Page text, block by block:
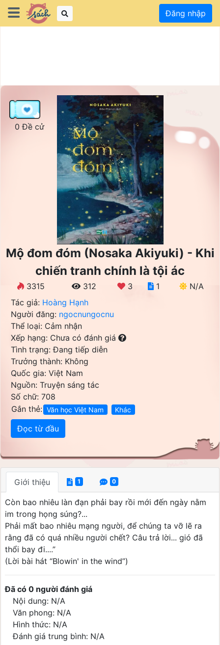
Đăng nhập
0 Đề cử
Mộ đom đóm (Nosaka Akiyuki) - Khi
chiến tranh chính là tội ác
3315 312 3 1
N/A
Tác giả: Hoàng Hạnh
Người đăng: ngocnungocnu
Thể loại: Cảm nhận
Xếp hạng: Chưa có đánh giá
Tình trạng: Đang tiếp diễn
Trưởng thành: Không
Quốc gia: Việt Nam
Nguồn: Truyện sáng tác
Số chữ: 708
Gắn thẻ: Văn học Việt Nam Khác
Đọc từ đầu
Giới thiệu 1 0
Còn bao nhiêu làn đạn phải bay rồi mới đến ngày nằm
im trong họng súng?...
Phải mất bao nhiêu mạng người, để chúng ta vỡ lẽ ra
rằng đã có quá nhiều người chết? Câu trả lời... gió đã
thổi bay đi....”
(Lời bài hát “Blowin' in the wind”)
Đã có 0 người đánh giá
Nội dung: N/A
Văn phong: N/A
Hình thức: N/A
Đánh giá trung bình: N/A